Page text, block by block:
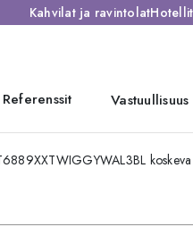
Kahvilat ja ravintolatHotellit
Referenssit Vastuullisuus
koskeva